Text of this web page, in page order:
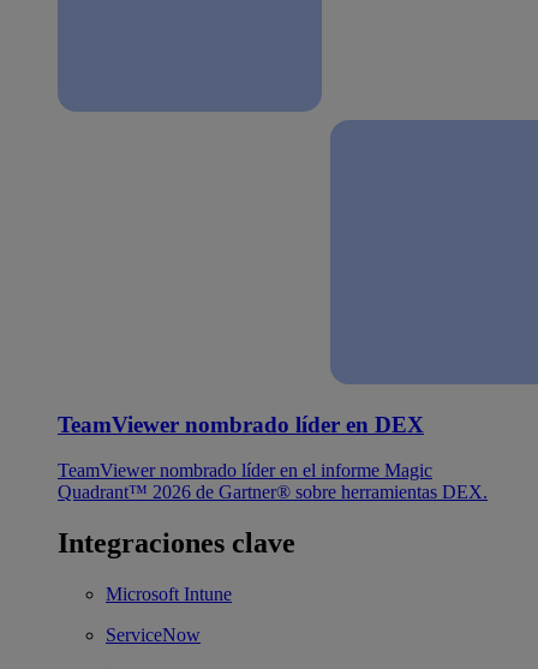
TeamViewer nombrado líder en DEX
TeamViewer nombrado líder en el informe Magic
Quadrant™ 2026 de Gartner® sobre herramientas DEX.
Integraciones clave
Microsoft Intune
ServiceNow